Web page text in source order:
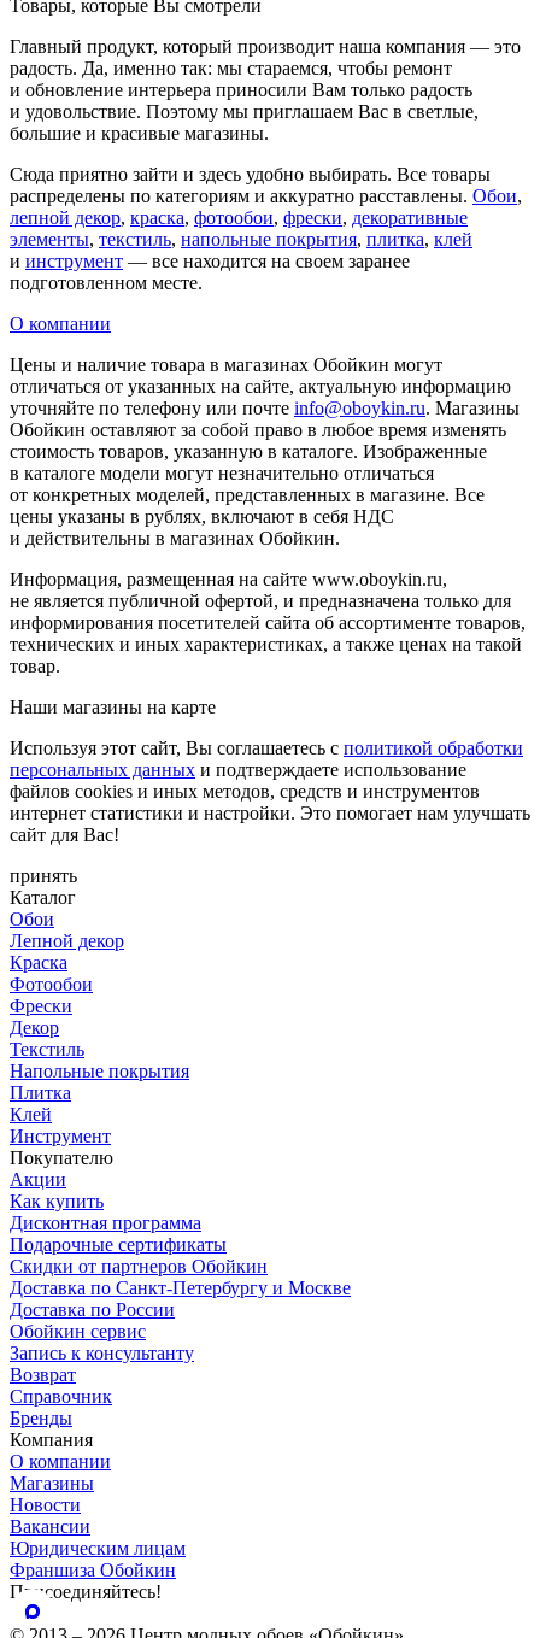
Товары, которые Вы смотрели
Главный продукт, который производит наша компания — это
радость. Да, именно так: мы стараемся, чтобы ремонт
и обновление интерьера приносили Вам только радость
и удовольствие. Поэтому мы приглашаем Вас в светлые,
большие и красивые магазины.
Сюда приятно зайти и здесь удобно выбирать. Все товары
распределены по категориям и аккуратно расставлены. Обои,
лепной декор, краска, фотообои, фрески, декоративные
элементы, текстиль, напольные покрытия, плитка, клей
и инструмент — все находится на своем заранее
подготовленном месте.
О компании
Цены и наличие товара в магазинах Обойкин могут
отличаться от указанных на сайте, актуальную информацию
уточняйте по телефону или почте info@oboykin.ru. Магазины
Обойкин оставляют за собой право в любое время изменять
стоимость товаров, указанную в каталоге. Изображенные
в каталоге модели могут незначительно отличаться
от конкретных моделей, представленных в магазине. Все
цены указаны в рублях, включают в себя НДС
и действительны в магазинах Обойкин.
Информация, размещенная на сайте www.oboykin.ru,
не является публичной офертой, и предназначена только для
информирования посетителей сайта об ассортименте товаров,
технических и иных характеристиках, а также ценах на такой
товар.
Наши магазины на карте
Используя этот сайт, Вы соглашаетесь с политикой обработки
персональных данных и подтверждаете использование
файлов cookies и иных методов, средств и инструментов
интернет статистики и настройки. Это помогает нам улучшать
сайт для Вас!
принять
Каталог
Обои
Лепной декор
Краска
Фотообои
Фрески
Декор
Текстиль
Напольные покрытия
Плитка
Клей
Инструмент
Покупателю
Акции
Как купить
Дисконтная программа
Подарочные сертификаты
Скидки от партнеров Обойкин
Доставка по Санкт-Петербургу и Москве
Доставка по России
Обойкин сервис
Запись к консультанту
Возврат
Справочник
Бренды
Компания
О компании
Магазины
Новости
Вакансии
Юридическим лицам
Франшиза Обойкин
Присоединяйтесь!